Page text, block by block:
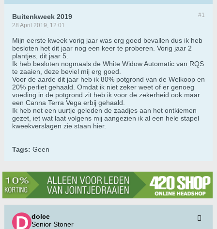
#1
Buitenkweek 2019
28 April 2019, 12:01
Mijn eerste kweek vorig jaar was erg goed bevallen dus ik heb
besloten het dit jaar nog een keer te proberen. Vorig jaar 2
plantjes, dit jaar 5.
Ik heb besloten nogmaals de White Widow Automatic van RQS
te zaaien, deze beviel mij erg goed.
Voor de aarde dit jaar heb ik 80% potgrond van de Welkoop en
20% perliet gehaald. Omdat ik niet zeker weet of er genoeg
voeding in de potgrond zit heb ik voor de zekerheid ook maar
een Canna Terra Vega erbij gehaald.
Ik heb net een uurtje geleden de zaadjes aan het ontkiemen
gezet, iet wat laat volgens mij aangezien ik al een hele stapel
kweekverslagen zie staan hier.
Tags: Geen
dolce
Senior Stoner